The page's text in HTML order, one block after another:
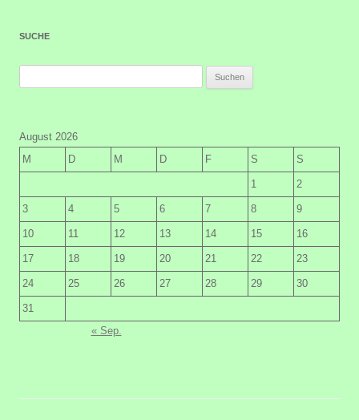
SUCHE
August 2026
M
D M D F S S
1 2
3 4 5 6 7 8 9
10 11 12 13 14 15 16
17 18 19 20 21 22 23
24 25 26 27 28 29 30
31
« Sep.